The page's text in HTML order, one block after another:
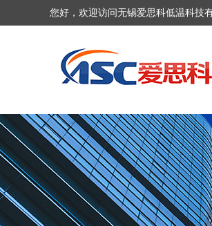
您好，欢迎访问无锡爱思科低温科技